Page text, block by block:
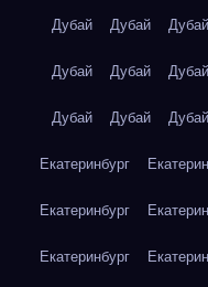
Дубай Дубай Дубай
Дубай Дубай Дубай
Дубай Дубай Дубай
Екатеринбург
Екатеринбург
Екатеринбург